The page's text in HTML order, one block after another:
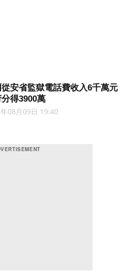
從安省監獄電話費收入6千萬元
得3900萬
08月09日 19:40